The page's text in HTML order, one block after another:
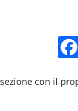
con il